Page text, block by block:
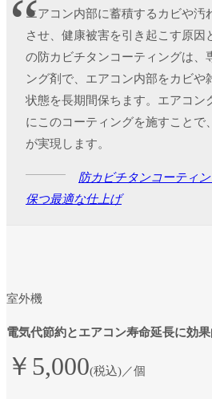
エアコン内部に蓄積するカビや汚
させ、健康被害を引き起こす原因
の防カビチタンコーティングは、
ング剤で、エアコン内部をカビや
状態を長期間保ちます。エアコン
にこのコーティングを施すことで
が実現します。
防カビチタンコーティ
保つ最適な仕上げ
室外機
電気代節約とエアコン寿命延長に効
￥5,000(税込)／個